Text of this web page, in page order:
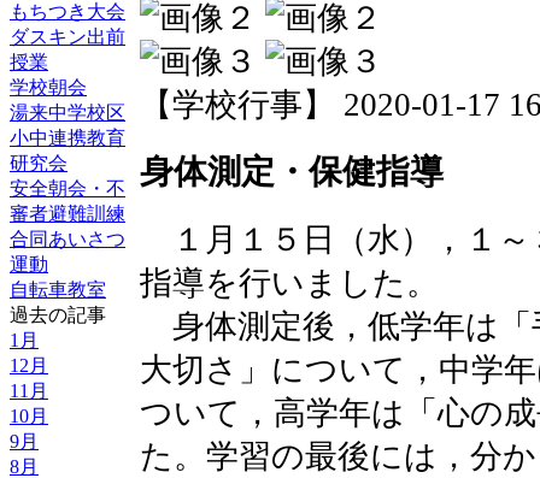
もちつき大会
ダスキン出前
授業
学校朝会
湯来中学校区
小中連携教育
研究会
安全朝会・不
審者避難訓練
合同あいさつ
運動
自転車教室
過去の記事
1月
12月
11月
10月
9月
8月
【学校行事】 2020-01-17
身体測定・保健指導
１月１５日（水），１～
指導を行いました。
身体測定後，低学年は
大切さ」について，中学
ついて，高学年は「心の
た。学習の最後には，分